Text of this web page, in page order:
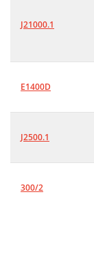
J21000.1
E1400D
J2500.1
300/2